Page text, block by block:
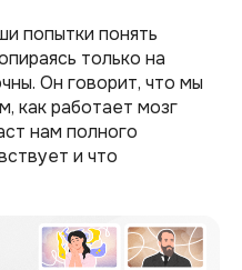
попытки понять
только на
Он говорит, что мы
как работает мозг
нам полного
и что